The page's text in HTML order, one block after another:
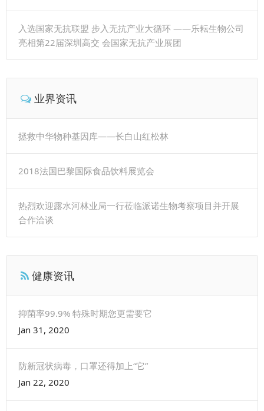
入选国家无抗联盟 步入无抗产业大循环 ——乐耘生物公司
亮相第22届深圳高交 会国家无抗产业展团
业界资讯
拯救中华物种基因库——长白山红松林
2018法国巴黎国际食品饮料展览会
热烈欢迎露水河林业局一行莅临派诺生物考察项目并开展
合作洽谈
健康资讯
抑菌率99.9% 特殊时期您更需要它
Jan 31, 2020
防新冠状病毒，口罩还得加上“它”
Jan 22, 2020